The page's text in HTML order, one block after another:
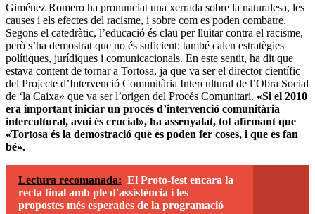
Giménez Romero ha pronunciat una xerrada sobre la naturalesa, les
causes i els efectes del racisme, i sobre com es poden combatre.
Segons el catedràtic, l’educació és clau per lluitar contra el racisme,
però s’ha demostrat que no és suficient: també calen estratègies
polítiques, jurídiques i comunicacionals. En este sentit, ha dit que
estava content de tornar a Tortosa, ja que va ser el director científic
del Projecte d’Intervenció Comunitària Intercultural de l’Obra Social
de ‘la Caixa» que va ser l’origen del Procés Comunitari. «Si el 2010
era important iniciar un procés d’intervenció comunitària
intercultural, avui és crucial», ha assenyalat, tot afirmant que
«Tortosa és la demostració que es poden fer coses, i que es fan
bé».
Lectura recomanada: El Proto-fest encara la
recta final amb ple d'assistència i les
propostes més esperades de la programació